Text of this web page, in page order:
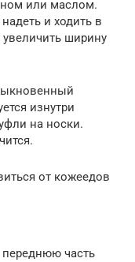
или маслом.
и ходить в
ширину
изнутри
на носки.
от кожеедов
переднюю часть